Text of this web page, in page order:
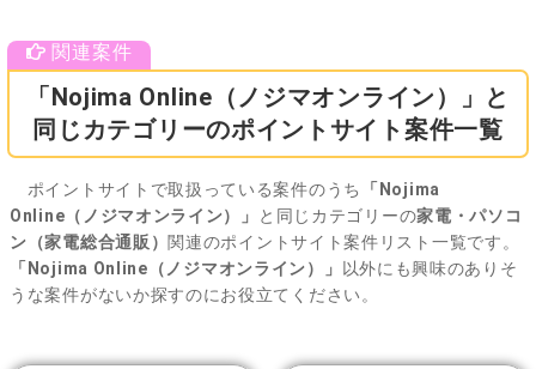
「Nojima Online（ノジマオンライン）」と
同じカテゴリーのポイントサイト案件一覧
ポイントサイトで取扱っている案件のうち
「Nojima
Online（ノジマオンライン）」
と同じカテゴリーの家電・パソコ
ン（家電総合通販） 関連のポイントサイト案件リスト一覧です。
「Nojima Online（ノジマオンライン）」
以外にも興味のありそ
うな案件がないか探すのにお役立てください。